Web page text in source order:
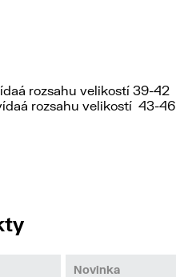
rozsahu velikostí 39-42
rozsahu velikostí 43-46
Novinka